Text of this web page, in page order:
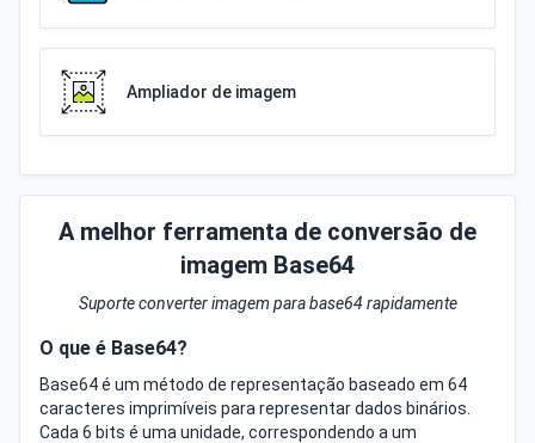
Ampliador de imagem
A melhor ferramenta de conversão de
imagem Base64
Suporte converter imagem para base64 rapidamente
O que é Base64?
Base64 é um método de representação baseado em 64
caracteres imprimíveis para representar dados binários.
Cada 6 bits é uma unidade, correspondendo a um